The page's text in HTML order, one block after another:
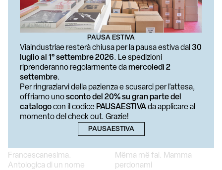
(ROSA JIJÓN &…
Sensing Interdependence
€ 25
Hill of Desires. Practices of
Rural Imagination
€ 25
Francescanesima.
Antologica di un nome
Mëma më fal. Mamma
perdonami
PAUSA ESTIVA
Viaindustriae resterà chiusa per la pausa estiva dal30
luglio al 1° settembre 2026. Le spedizioni
riprenderanno regolarmente damercoledì 2
settembre.
Per ringraziarvi della pazienza e scusarci per l'attesa,
offriamo unosconto del 20% su gran parte del
catalogocon il codice PAUSAESTIVAda applicare al
momento del check out. Grazie!
PAUSAESTIVA